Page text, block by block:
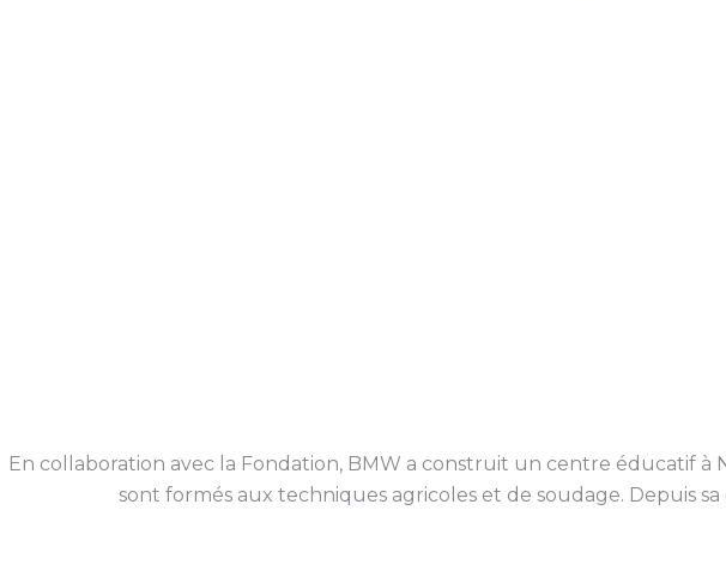
En collaboration avec la Fondation, BMW a construit un centre éducatif à
sont formés aux techniques agricoles et de soudage. Depuis